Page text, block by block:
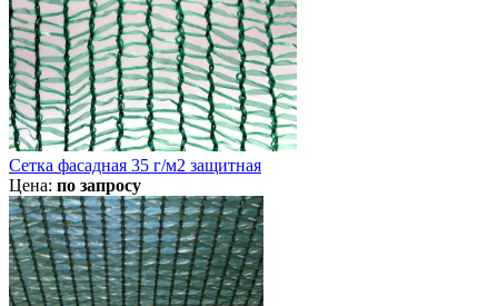
Сетка фасадная 35 г/м2 защитная
Цена: по запросу